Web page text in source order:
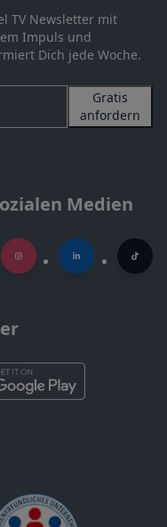
TV Newsletter mit
Impuls und
Dich jede Woche.
Gratis
anfordern
Medien